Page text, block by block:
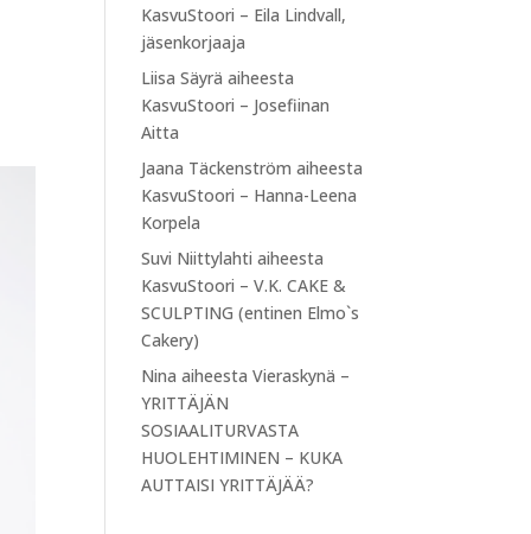
KasvuStoori – Eila Lindvall,
jäsenkorjaaja
Liisa Säyrä aiheesta
KasvuStoori – Josefiinan
Aitta
Jaana Täckenström aiheesta
KasvuStoori – Hanna-Leena
Korpela
Suvi Niittylahti aiheesta
KasvuStoori – V.K. CAKE &
SCULPTING (entinen Elmo`s
Cakery)
Nina aiheestaVieraskynä –
YRITTÄJÄN
SOSIAALITURVASTA
HUOLEHTIMINEN – KUKA
AUTTAISI YRITTÄJÄÄ?